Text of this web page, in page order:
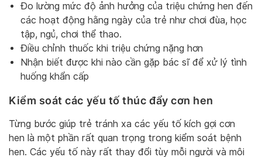
Đo lường mức độ ảnh hưởng của triệu chứng hen đến
các hoạt động hằng ngày của trẻ như chơi đùa, học
tập, ngủ, chơi thể thao.
Điều chỉnh thuốc khi triệu chứng nặng hơn
Nhận biết được khi nào cần gặp bác sĩ để xử lý tình
huống khẩn cấp
Kiểm soát các yếu tố thúc đẩy cơn hen
Từng bước giúp trẻ tránh xa các yếu tố kích gợi cơn
hen là một phần rất quan trọng trong kiểm soát bệnh
hen. Các yếu tố này rất thay đổi tùy mỗi người và môi